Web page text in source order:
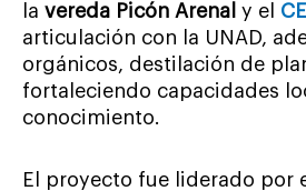
la vereda Picón Arenal y el
articulación con la UNAD,
orgánicos, destilación de
fortaleciendo capacidades
conocimiento.
El proyecto fue liderado por